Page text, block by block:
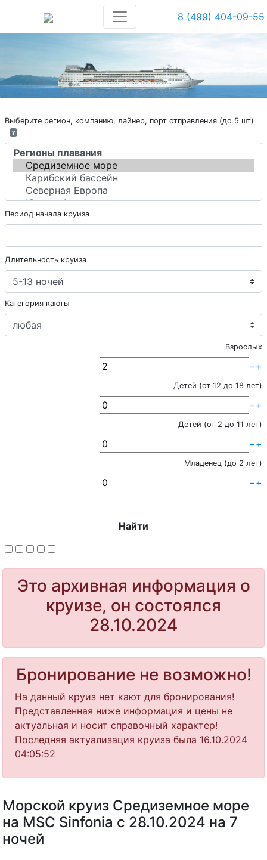
8 (499) 404-09-55
Выберите регион, компанию, лайнер, порт отправления (до 5 шт)
?
Период начала круиза
Длительность круиза
Категория каюты
Взрослых
−+
Детей (от 12 до 18 лет)
−+
Детей (от 2 до 11 лет)
−+
Младенец (до 2 лет)
−+
Найти
Это архивная информация о
круизе, он состоялся
28.10.2024
Бронирование не возможно!
На данный круиз нет кают для бронирования!
Представленная ниже информация и цены не
актуальная и носит справочный характер!
Последняя актуализация круиза была 16.10.2024
04:05:52
Морской круиз Средиземное море
на MSC Sinfonia с 28.10.2024 на 7
ночей